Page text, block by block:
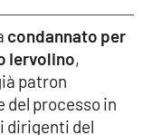
condannato per
Iervolino,
patron
del processo in
dirigenti del